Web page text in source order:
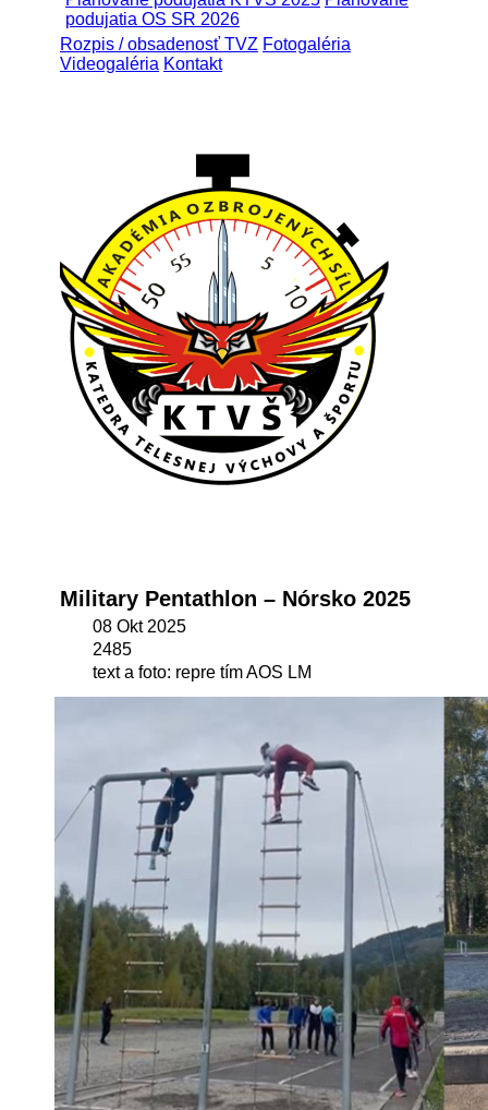
podujatia OS SR 2026
Rozpis / obsadenosť TVZ Fotogaléria
Videogaléria Kontakt
Military Pentathlon – Nórsko 2025
08 Okt 2025
2485
text a foto: repre tím AOS LM